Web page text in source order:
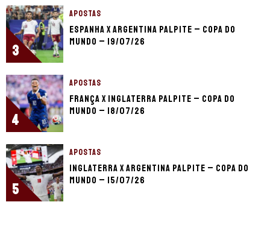
3
APOSTAS
Espanha x Argentina palpite – Copa do
Mundo – 19/07/26
4
APOSTAS
França x Inglaterra palpite – Copa do
Mundo – 18/07/26
5
APOSTAS
Inglaterra x Argentina palpite – Copa do
Mundo – 15/07/26